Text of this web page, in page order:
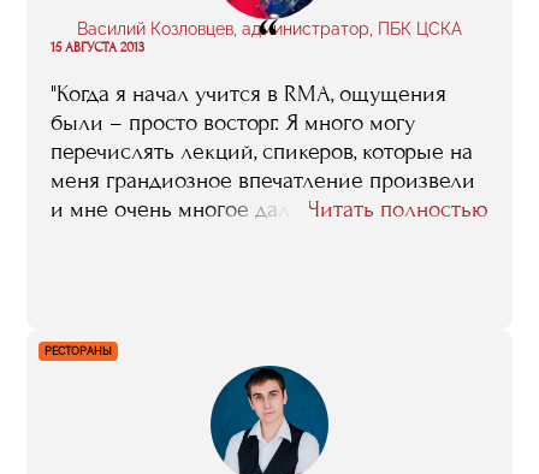
Василий Козловцев, администратор, ПБК ЦСКА
“
15 АВГУСТА 2013
"Когда я начал учится в RMA, ощущения
были – просто восторг. Я много могу
перечислять лекций, спикеров, которые на
меня грандиозное впечатление произвели
и мне очень многое дали. Ну, вот взять хотя
кроме как RMA у нас такого никто не
Читать полностью
РЕСТОРАНЫ